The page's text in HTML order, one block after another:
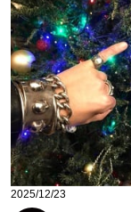
2025/12/23